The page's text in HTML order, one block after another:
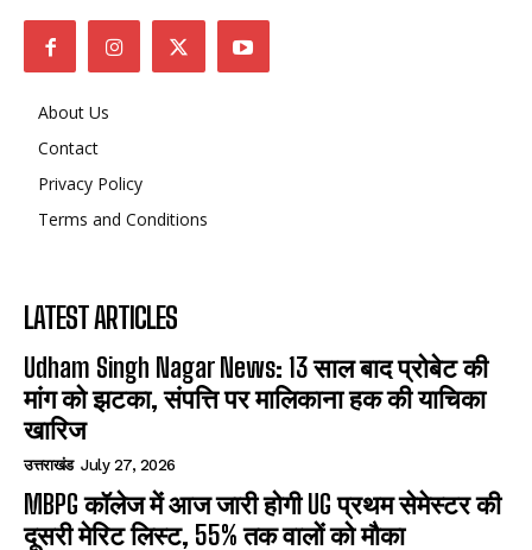
About Us
Contact
Privacy Policy
Terms and Conditions
LATEST ARTICLES
Udham Singh Nagar News: 13 साल बाद प्रोबेट की
मांग को झटका, संपत्ति पर मालिकाना हक की याचिका
खारिज
उत्तराखंड July 27, 2026
MBPG कॉलेज में आज जारी होगी UG प्रथम सेमेस्टर की
दूसरी मेरिट लिस्ट, 55% तक वालों को मौका